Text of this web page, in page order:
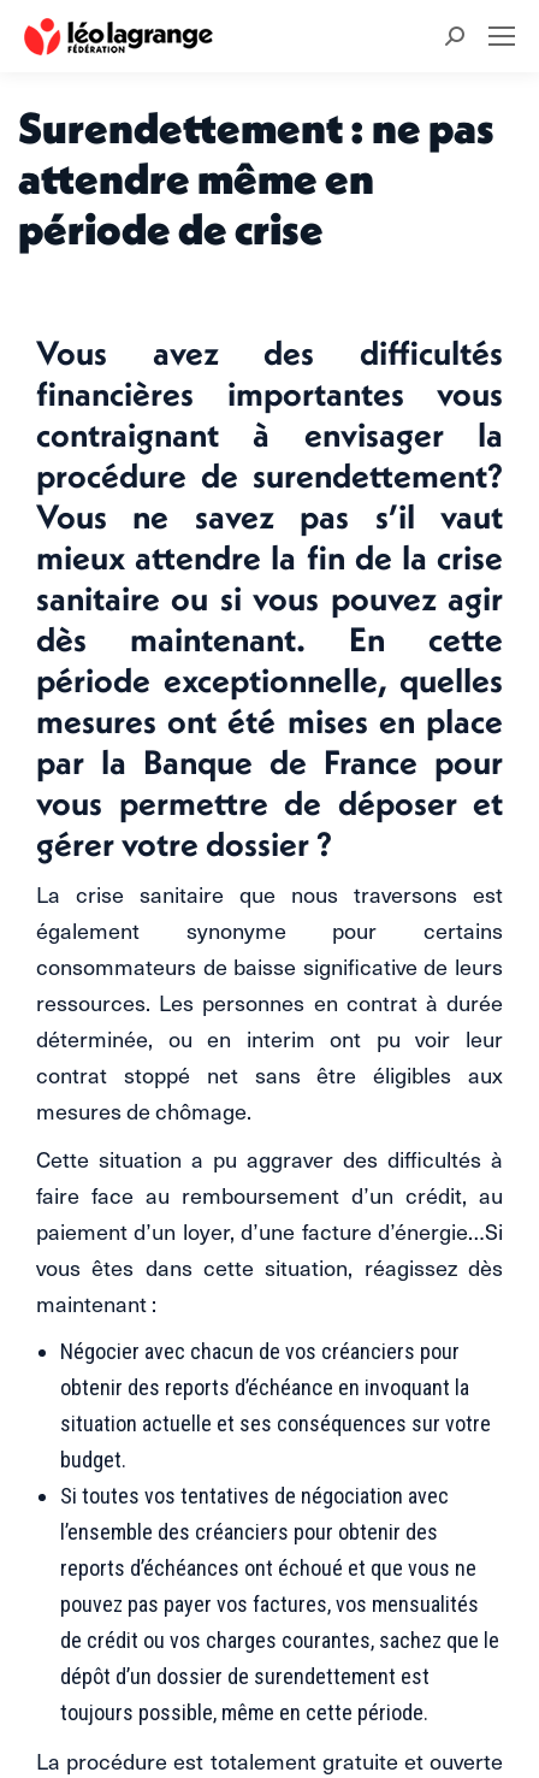
Recherche
Surendettement : ne pas
attendre même en
période de crise
Vous avez des difficultés
financières importantes vous
contraignant à envisager la
procédure de surendettement?
Vous ne savez pas s’il vaut
mieux attendre la fin de la crise
sanitaire ou si vous pouvez agir
dès maintenant. En cette
période exceptionnelle, quelles
mesures ont été mises en place
par la Banque de France pour
vous permettre de déposer et
gérer votre dossier ?
La crise sanitaire que nous traversons est
également synonyme pour certains
consommateurs de baisse significative de leurs
ressources. Les personnes en contrat à durée
déterminée, ou en interim ont pu voir leur
contrat stoppé net sans être éligibles aux
mesures de chômage.
Cette situation a pu aggraver des difficultés à
faire face au remboursement d’un crédit, au
paiement d’un loyer, d’une facture d’énergie…Si
vous êtes dans cette situation, réagissez dès
maintenant :
Négocier avec chacun de vos créanciers pour
obtenir des reports d’échéance en invoquant la
situation actuelle et ses conséquences sur votre
budget.
Si toutes vos tentatives de négociation avec
l’ensemble des créanciers pour obtenir des
reports d’échéances ont échoué et que vous ne
pouvez pas payer vos factures, vos mensualités
de crédit ou vos charges courantes, sachez que le
dépôt d’un dossier de surendettement est
toujours possible, même en cette période.
La procédure est totalement gratuite et ouverte